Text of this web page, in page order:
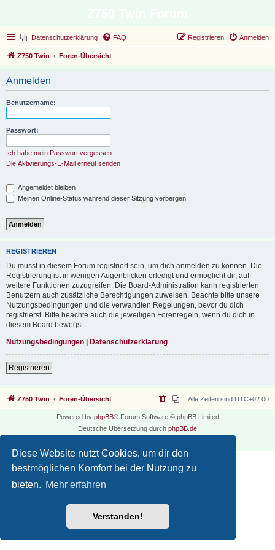
Diese Website nutzt Cookies, um dir den
bestmöglichen Komfort bei der Nutzung zu
bieten. Mehr erfahren
Verstanden!
Datenschutzerklärung FAQ Anmelden
Registrieren
Z750 Twin Foren-Übersicht
Anmelden
Benutzername:
Passwort:
Ich habe mein Passwort vergessen
Die Aktivierungs-E-Mail erneut senden
Angemeldet bleiben
Meinen Online-Status während dieser Sitzung verbergen
REGISTRIEREN
Du musst in diesem Forum registriert sein, um dich anmelden zu können. Die
Registrierung ist in wenigen Augenblicken erledigt und ermöglicht dir, auf
weitere Funktionen zuzugreifen. Die Board-Administration kann registrierten
Benutzern auch zusätzliche Berechtigungen zuweisen. Beachte bitte unsere
Nutzungsbedingungen und die verwandten Regelungen, bevor du dich
registrierst. Bitte beachte auch die jeweiligen Forenregeln, wenn du dich in
diesem Board bewegst.
Nutzungsbedingungen | Datenschutzerklärung
Registrieren
Z750 Twin Foren-Übersicht Alle Zeiten sind UTC+02:00
Powered by phpBB® Forum Software © phpBB Limited
Deutsche Übersetzung durch phpBB.de